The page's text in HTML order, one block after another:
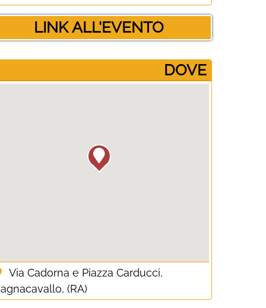
LINK ALL'EVENTO
­DOVE
Via Cadorna e Piazza Carducci,
(RA)